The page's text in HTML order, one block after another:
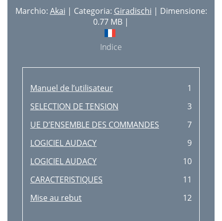
Marchio: Akai | Categoria: Giradischi | Dimensione:
0.77 MB |
Indice
Manuel de l’utilisateur
1
SELECTION DE TENSION
3
UE D’ENSEMBLE DES COMMANDES
7
LOGICIEL AUDACY
9
LOGICIEL AUDACY
10
CARACTERISTIQUES
11
Mise au rebut
12